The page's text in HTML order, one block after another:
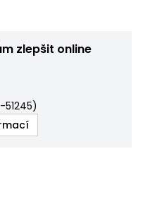
zlepšit online
51245)